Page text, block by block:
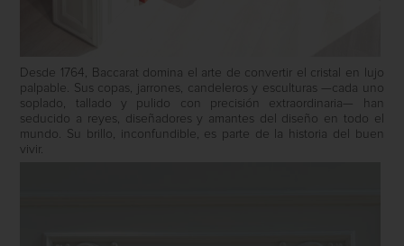
Desde 1764, Baccarat domina el arte de convertir el cristal en lujo
palpable. Sus copas, jarrones, candeleros y esculturas —cada uno
soplado, tallado y pulido con precisión extraordinaria— han
seducido a reyes, diseñadores y amantes del diseño en todo el
mundo. Su brillo, inconfundible, es parte de la historia del buen
vivir.